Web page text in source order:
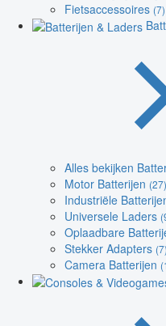
Fietsaccessoires (7)
Alles bekijken
Motor Batterijen (27)
Industriële
Universele Laders
Oplaadbare
Stekker Adapters (7)
Camera Batterijen